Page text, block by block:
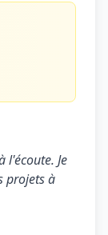
l'écoute. Je
projets à